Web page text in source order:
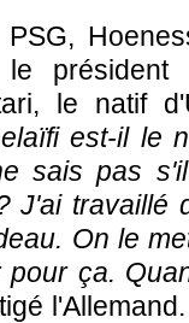
le
le natif
est-il le
sais pas
J'ai travaillé
On le
ça.